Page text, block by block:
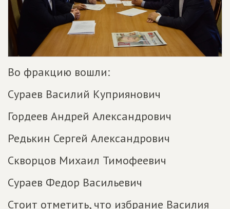
Во фракцию вошли:
Сураев Василий Куприянович
Гордеев Андрей Александрович
Редькин Сергей Александрович
Скворцов Михаил Тимофеевич
Сураев Федор Васильевич
Стоит отметить, что избрание Василия